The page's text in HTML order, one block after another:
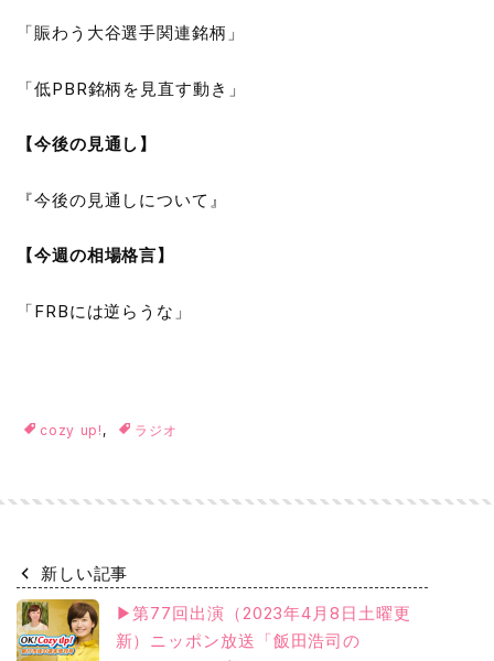
「賑わう大谷選手関連銘柄」
「低PBR銘柄を見直す動き」
【今後の見通し】
『今後の見通しについて』
【今週の相場格言】
「FRBには逆らうな」
cozy up! , ラジオ
新しい記事
▶第77回出演（2023年4月8日土曜更
新）ニッポン放送「飯田浩司の